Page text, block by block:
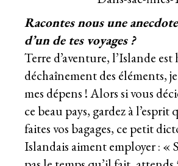
Racontes nous une
d’un de tes voyages ?
Terre d’aventure, l’Islande
déchaînement des éléments, je
mes dépens ! Alors si vous
ce beau pays, gardez à l’esprit
faites vos bagages, ce petit
Islandais aiment employer : «